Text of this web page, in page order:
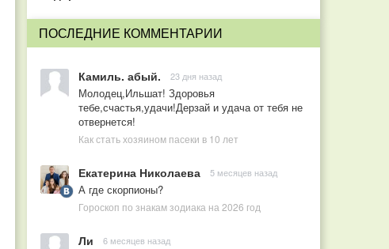
ПОСЛЕДНИЕ КОММЕНТАРИИ
Камиль. абый. 23 дня назад
Молодец,Ильшат! Здоровья
тебе,счастья,удачи!Дерзай и удача от тебя не
отвернется!
Как стать хозяином пасеки в 10 лет
Екатерина Николаева 5 месяцев назад
А где скорпионы?
Гороскоп по знакам зодиака на 2026 год
Ли 6 месяцев назад